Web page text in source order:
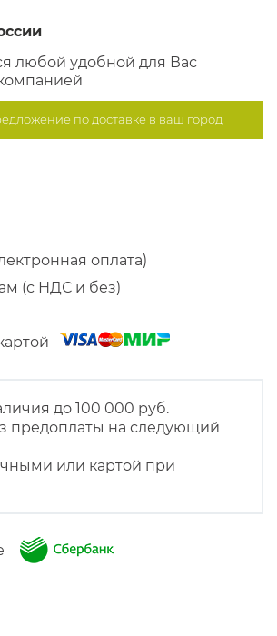
любой удобной для Вас
подоставке в ваш город
оплата)
(с НДС и без)
до 100 000 руб.
предоплаты на следующий
или картой при